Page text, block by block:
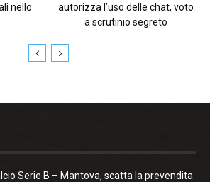
nello
autorizza l’uso delle chat, voto
a scrutinio segreto
Serie B – Mantova, scatta la prevendita